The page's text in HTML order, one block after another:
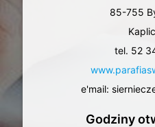
85-755
tel. 52
e'mail:
Godziny